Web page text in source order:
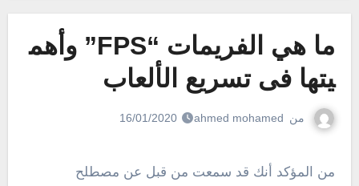
ما هي الفريمات “FPS” وأهم
يتها فى تسريع الألعاب
من ahmed mohamed
16/01/2020
من المؤكد أنك قد سمعت من قبل عن مصطلح